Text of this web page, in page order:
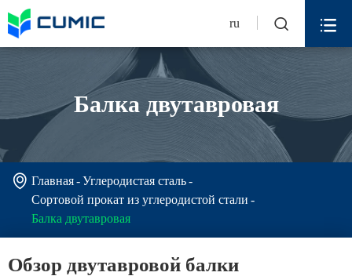
ru  
Балка двутавровая
 Главная
Углеродистая сталь
Сортовой прокат из углеродистой стали
Балка двутавровая
Обзор двутавровой балки